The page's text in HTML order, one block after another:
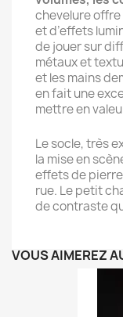
chevelure
et d’effets
de jouer sur
métaux et
et les mains
en fait une
mettre en
Le socle, très
la mise en
effets de
rue. Le petit
de contraste
VOUS AIMEREZ